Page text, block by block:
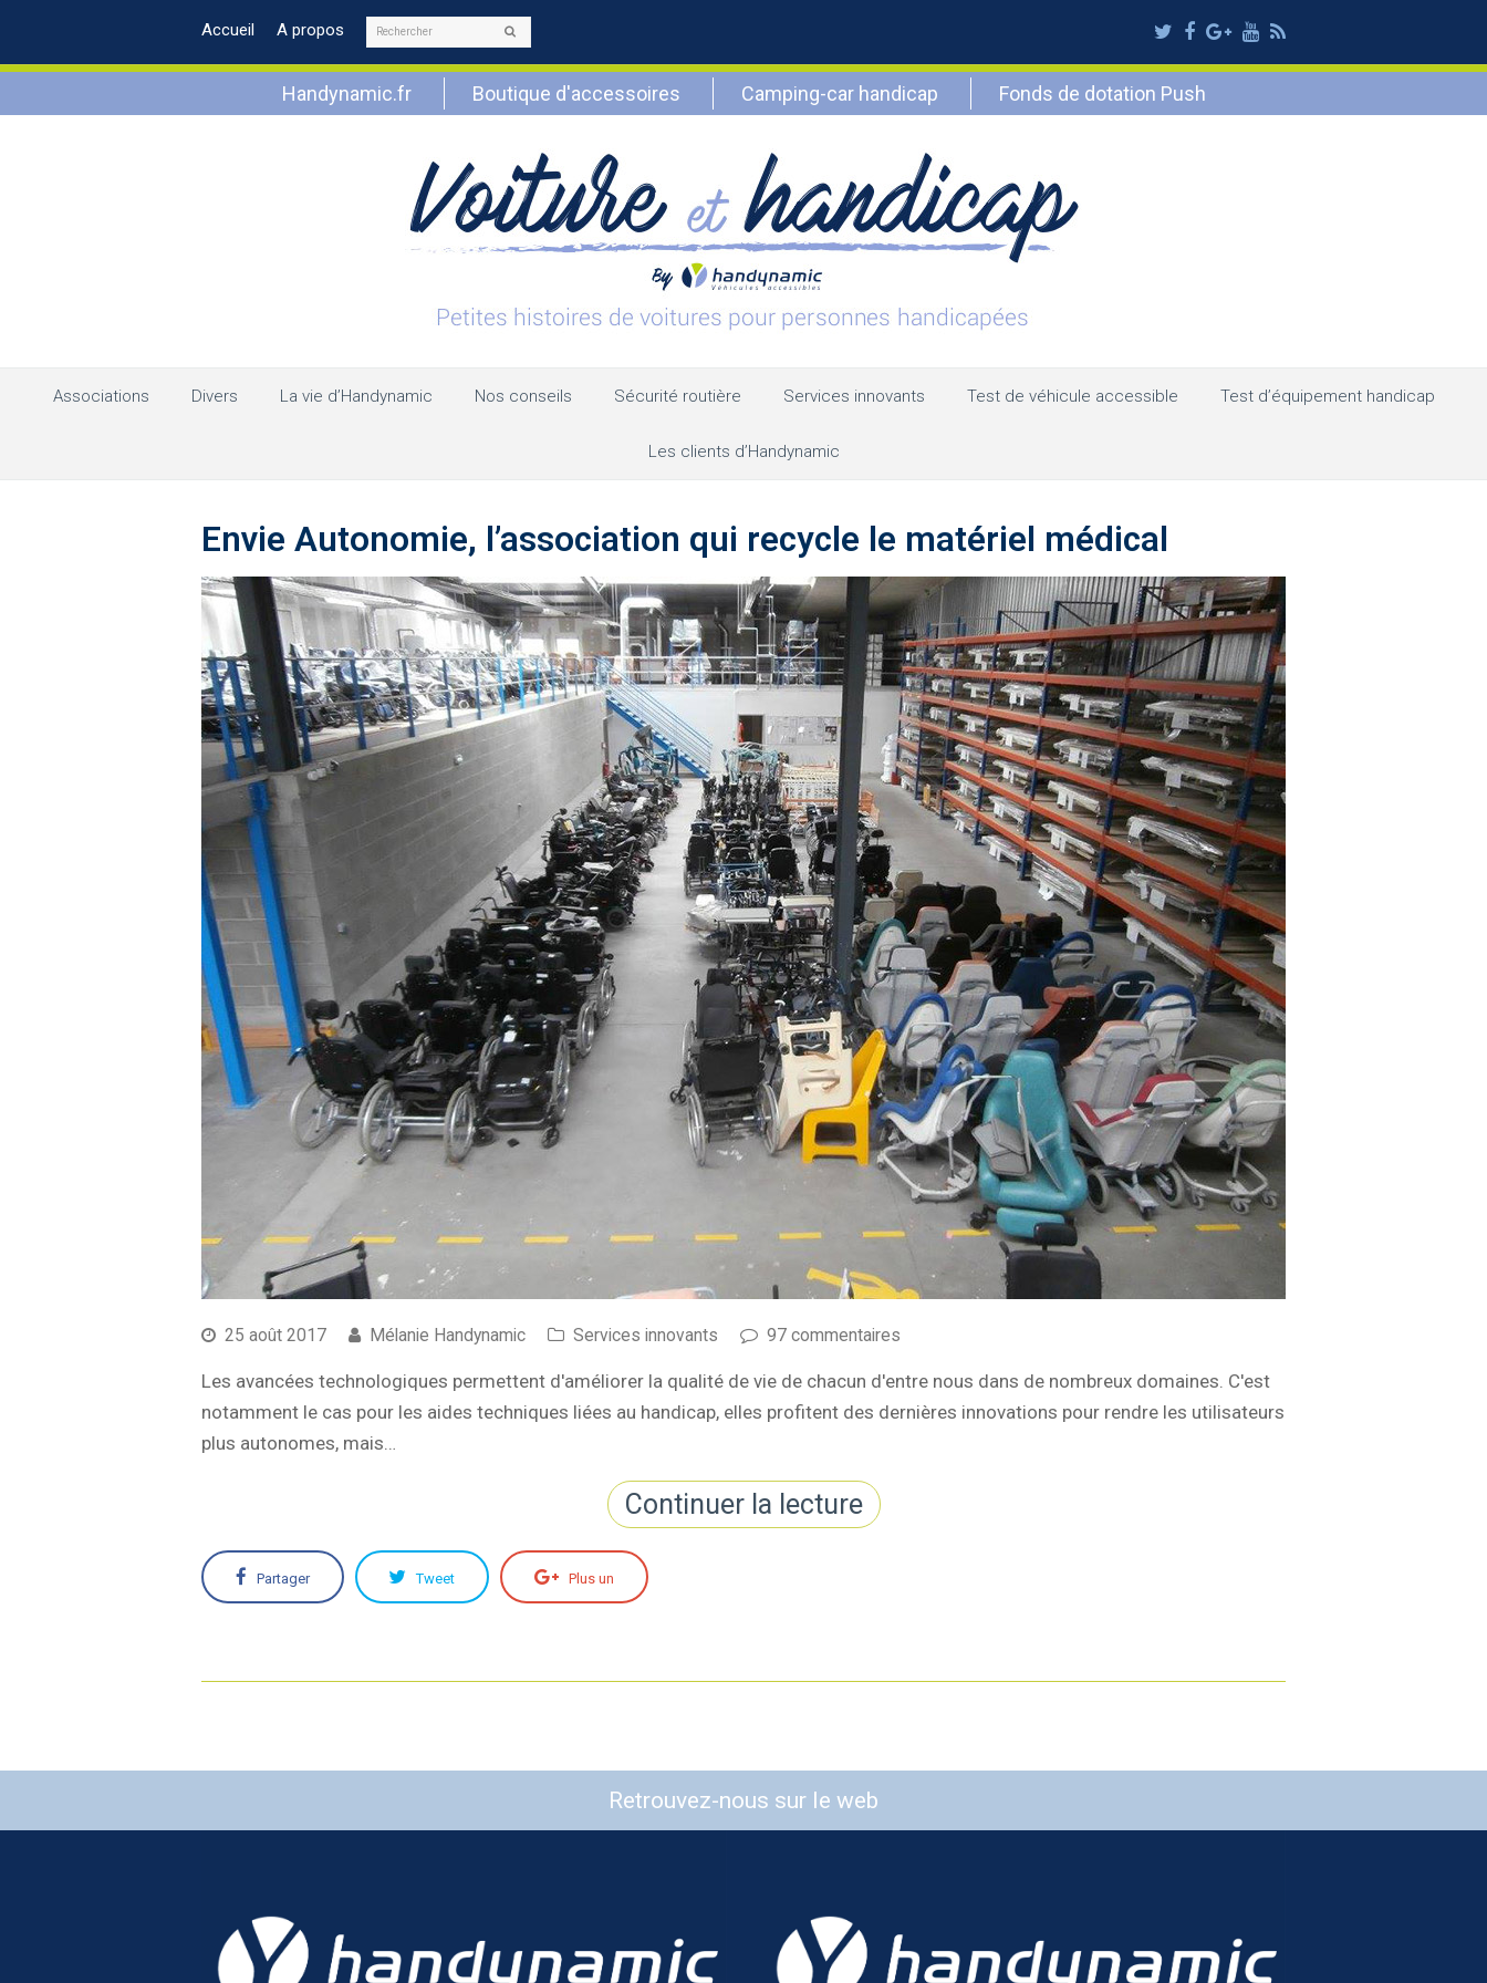
Accueil A propos Rechercher Twitter
Facebook
Google
Plus
Youtube
RSS
Handynamic.fr Boutique d'accessoires Camping-car handicap Fonds de dotation Push
Associations Divers La vie d’Handynamic Nos conseils Sécurité routière Services innovants Test de véhicule accessible Test d’équipement handicap
Les clients d’Handynamic
Envie Autonomie, l’association qui recycle le matériel médical
25 août 2017 Mélanie Handynamic Services innovants 97 commentaires
Les avancées technologiques permettent d'améliorer la qualité de vie de chacun d'entre nous dans de nombreux domaines. C'est
notamment le cas pour les aides techniques liées au handicap, elles profitent des dernières innovations pour rendre les utilisateurs
plus autonomes, mais…
Continuer la lecture
Partager Tweet Plus un
Retrouvez-nous sur le web